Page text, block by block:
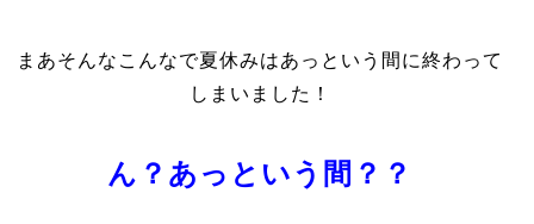
まあそんなこんなで夏休みはあっという間に終わって
しまいました！
ん？あっという間？？